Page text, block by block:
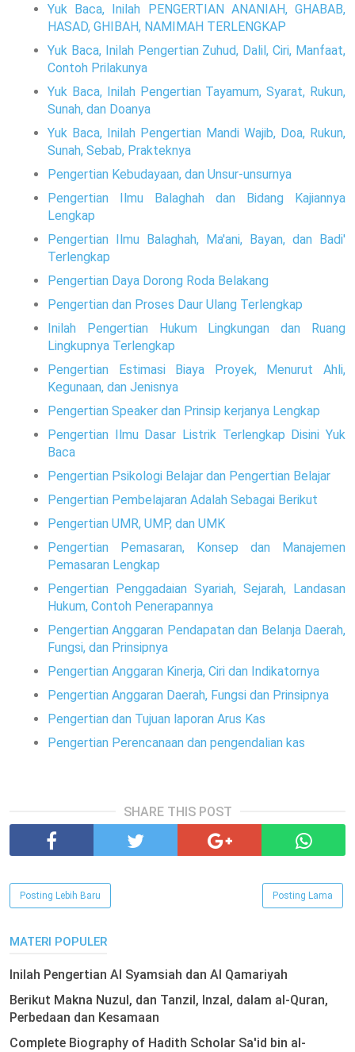
Yuk Baca, Inilah PENGERTIAN ANANIAH, GHABAB,
HASAD, GHIBAH, NAMIMAH TERLENGKAP
Yuk Baca, Inilah Pengertian Zuhud, Dalil, Ciri, Manfaat,
Contoh Prilakunya
Yuk Baca, Inilah Pengertian Tayamum, Syarat, Rukun,
Sunah, dan Doanya
Yuk Baca, Inilah Pengertian Mandi Wajib, Doa, Rukun,
Sunah, Sebab, Prakteknya
Pengertian Kebudayaan, dan Unsur-unsurnya
Pengertian Ilmu Balaghah dan Bidang Kajiannya
Lengkap
Pengertian Ilmu Balaghah, Ma'ani, Bayan, dan Badi'
Terlengkap
Pengertian Daya Dorong Roda Belakang
Pengertian dan Proses Daur Ulang Terlengkap
Inilah Pengertian Hukum Lingkungan dan Ruang
Lingkupnya Terlengkap
Pengertian Estimasi Biaya Proyek, Menurut Ahli,
Kegunaan, dan Jenisnya
Pengertian Speaker dan Prinsip kerjanya Lengkap
Pengertian Ilmu Dasar Listrik Terlengkap Disini Yuk
Baca
Pengertian Psikologi Belajar dan Pengertian Belajar
Pengertian Pembelajaran Adalah Sebagai Berikut
Pengertian UMR, UMP, dan UMK
Pengertian Pemasaran, Konsep dan Manajemen
Pemasaran Lengkap
Pengertian Penggadaian Syariah, Sejarah, Landasan
Hukum, Contoh Penerapannya
Pengertian Anggaran Pendapatan dan Belanja Daerah,
Fungsi, dan Prinsipnya
Pengertian Anggaran Kinerja, Ciri dan Indikatornya
Pengertian Anggaran Daerah, Fungsi dan Prinsipnya
Pengertian dan Tujuan laporan Arus Kas
Pengertian Perencanaan dan pengendalian kas
SHARE THIS POST
Posting Lebih Baru Posting Lama
MATERI POPULER
Inilah Pengertian Al Syamsiah dan Al Qamariyah
Berikut Makna Nuzul, dan Tanzil, Inzal, dalam al-Quran,
Perbedaan dan Kesamaan
Complete Biography of Hadith Scholar Sa'id bin al-